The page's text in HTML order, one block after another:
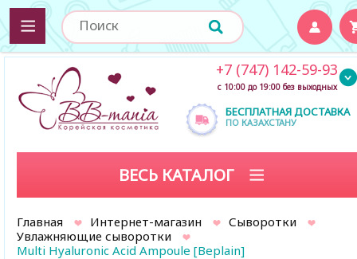
БЕСПЛАТНАЯ ДОСТАВКА
ПО КАЗАХСТАНУ
+7 (747) 142-59-93
с 10:00 до 19:00 без выходных
ВЕСЬ КАТАЛОГ
Главная Интернет-магазин
Сыворотки
Увлажняющие сыворотки
Multi Hyaluronic Acid Ampoule [Beplain]